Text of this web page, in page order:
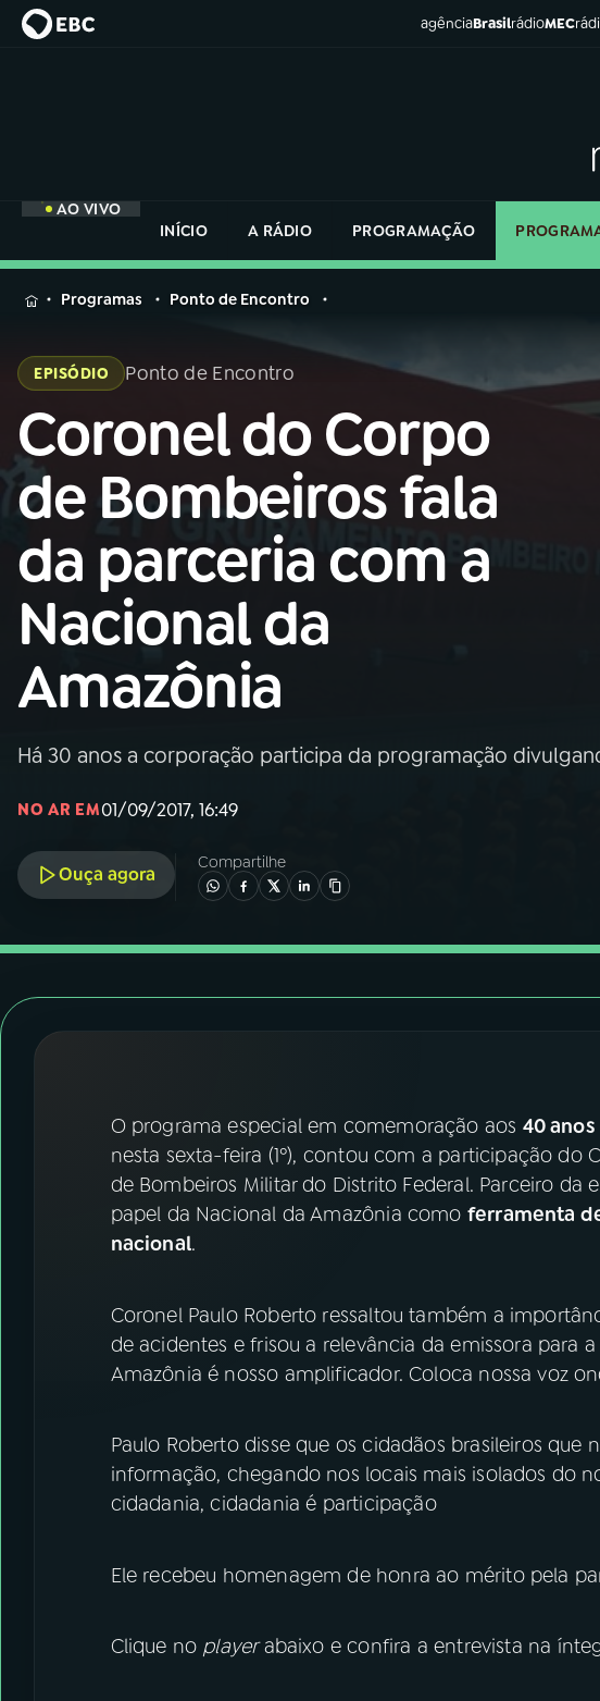
agênciaBrasilrádioMEC
AO VIVO
INÍCIO
A RÁDIO PROGRAMAÇÃO
MENU
Buscar
na
Rádio
Nacional
AO VIVO
01 INÍCIO
02A RÁDIO
03 PROGRAMAÇÃO
04PROGRAMAS
ACOMPANHE A RÁDIO NACIONAL
YouTube Facebook
Instagram X
na
Rádio
Programas Ponto de Encontro
EPISÓDIO Ponto de Encontro
Coronel do Corpo
de Bombeiros fala
da parceria com a
Nacional da
Amazônia
Há 30 anos a corporação participa da programação
NO AR EM01/09/2017, 16:49
Ouça agora
Compartilhe
O programa especial em comemoração aos 40 anos
nesta sexta-feira (1º), contou com a participação do
de Bombeiros Militar do Distrito Federal. Parceiro da
papel da Nacional da Amazônia como ferramenta
nacional.
Coronel Paulo Roberto ressaltou também a
de acidentes e frisou a relevância da emissora para
Amazônia é nosso amplificador. Coloca nossa voz
Paulo Roberto disse que os cidadãos brasileiros
informação, chegando nos locais mais isolados do
cidadania, cidadania é participação
Ele recebeu homenagem de honra ao mérito pela
Clique no playerabaixo e confira a entrevista na